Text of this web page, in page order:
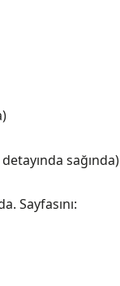
sağında)
Sayfasını: